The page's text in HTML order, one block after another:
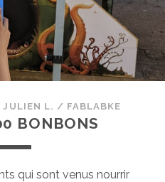
JULIEN L. / FABLABKE
BONBONS
qui sont venus nourrir